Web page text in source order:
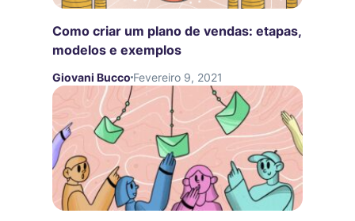
Como criar um plano de vendas: etapas,
modelos e exemplos
Giovani Bucco Fevereiro 9, 2021